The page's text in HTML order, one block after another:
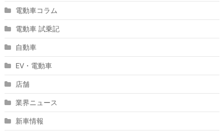
電動車コラム
電動車 試乗記
自動車
EV・電動車
店舗
業界ニュース
新車情報